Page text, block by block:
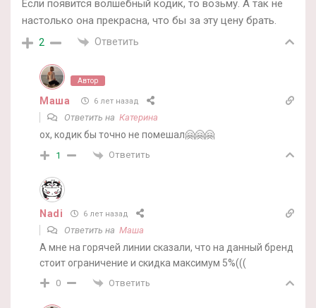
Если появится волшебный кодик, то возьму. А так не
настолько она прекрасна, что бы за эту цену брать.
2 Ответить
Автор
Маша 6 лет назад
Ответить на Катерина
ох, кодик бы точно не помешал🤗🤗🤗
1 Ответить
Nadi 6 лет назад
Ответить на Маша
А мне на горячей линии сказали, что на данный бренд
стоит ограничение и скидка максимум 5%(((
0 Ответить